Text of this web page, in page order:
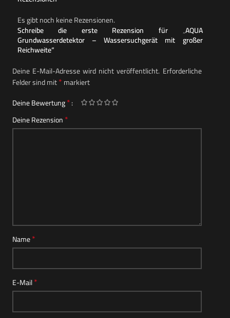
Es gibt noch keine Rezensionen.
Schreibe die erste Rezension für „AQUA
Grundwasserdetektor – Wassersuchgerät mit großer
Reichweite“
Deine E-Mail-Adresse wird nicht veröffentlicht. Erforderliche
Felder sind mit*markiert
Deine Bewertung*
Deine Rezension*
Name*
E-Mail*